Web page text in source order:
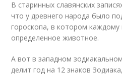
В старинных славянских
что у древнего народа было
гороскопа, в котором каждому
определенное животное.
А вот в западном
делит год на 12 знаков